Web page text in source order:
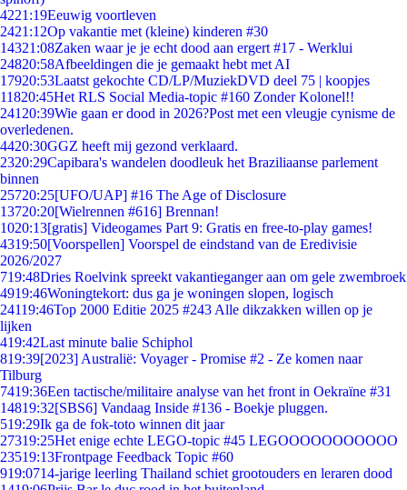
4221:19Eeuwig voortleven
2421:12Op vakantie met (kleine) kinderen #30
14321:08Zaken waar je je echt dood aan ergert #17 - Werklui
24820:58Afbeeldingen die je gemaakt hebt met AI
17920:53Laatst gekochte CD/LP/MuziekDVD deel 75 | koopjes
11820:45Het RLS Social Media-topic #160 Zonder Kolonel!!
241 20:39Wie gaan er dood in 2026?Post met een vleugje cynisme de
overledenen.
4420:30GGZ heeft mij gezond verklaard.
2320:29Capibara's wandelen doodleuk het Braziliaanse parlement
binnen
25720:25[UFO/UAP] #16 The Age of Disclosure
13720:20[Wielrennen #616] Brennan!
1020:13[gratis] Videogames Part 9: Gratis en free-to-play games!
4319:50[Voorspellen] Voorspel de eindstand van de Eredivisie
2026/2027
719:48Dries Roelvink spreekt vakantieganger aan om gele zwembroek
4919:46Woningtekort: dus ga je woningen slopen, logisch
24119:46Top 2000 Editie 2025 #243 Alle dikzakken willen op je
lijken
419:42Last minute balie Schiphol
819:39[2023] Australië: Voyager - Promise #2 - Ze komen naar
Tilburg
7419:36Een tactische/militaire analyse van het front in Oekraïne #31
14819:32[SBS6] Vandaag Inside #136 - Boekje pluggen.
519:29Ik ga de fok-toto winnen dit jaar
27319:25Het enige echte LEGO-topic #45 LEGOOOOOOOOOOO
23519:13Frontpage Feedback Topic #60
919:0714-jarige leerling Thailand schiet grootouders en leraren dood